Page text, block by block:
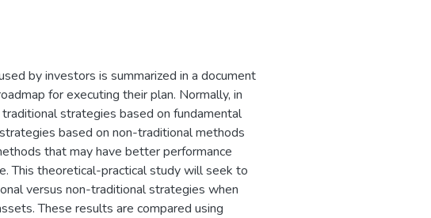
by investors is summarized in a document
for executing their plan. Normally, in
strategies based on fundamental
based on non-traditional methods
that may have better performance
This theoretical-practical study will seek to
versus non-traditional strategies when
These results are compared using